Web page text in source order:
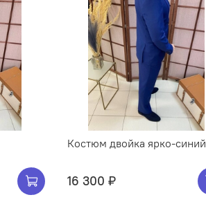
Костюм двойка ярко-синий
16 300 ₽